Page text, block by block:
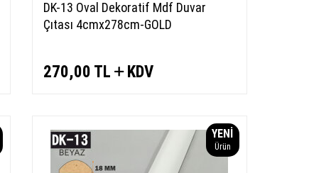
DK-13 Oval Dekoratif Mdf Duvar
Çıtası 4cmx278cm-GOLD
270,00 TL KDV
YENI
Ürün